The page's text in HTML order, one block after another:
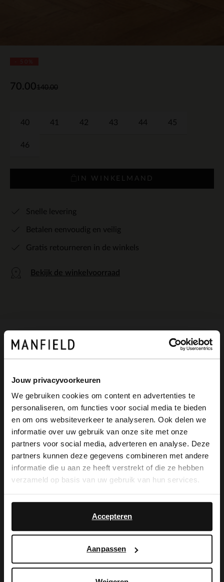
Jouw privacyvoorkeuren
We gebruiken cookies om content en advertenties te
personaliseren, om functies voor social media te bieden
en om ons websiteverkeer te analyseren. Ook delen we
informatie over uw gebruik van onze site met onze
partners voor social media, adverteren en analyse. Deze
partners kunnen deze gegevens combineren met andere
informatie die u aan ze heeft verstrekt of die ze hebben
verzameld op basis van uw gebruik van hun services.
Accepteren
Aanpassen
140.00
70.00
40 41 42 43 44 45
46
IN WINKELMAND
Snelle levering
Betalen eenvoudig en veilig
Gratis retourneren in de winkels
Bekijk de winkelvoorraad
Omschrijving
Taupe suède sneakers van Manfield met
vetersluiting en een lichte zool van 3 cm.
De binnenzool is uitneembaar en we
adviseren als verzorging en bescherming
de suède/nubuck spray in transparant.
Bezorgen & retour
×
View this website in English?
It looks like your language isn't Dutch. Would
you like to switch to English?
English